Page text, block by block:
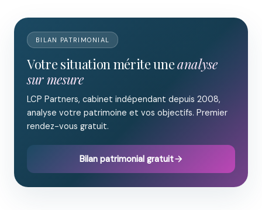
BILAN PATRIMONIAL
Votre situation mérite uneanalyse
sur mesure
LCP Partners, cabinet indépendant depuis 2008,
analyse votre patrimoine et vos objectifs. Premier
rendez-vous gratuit.
Bilan patrimonial gratuit